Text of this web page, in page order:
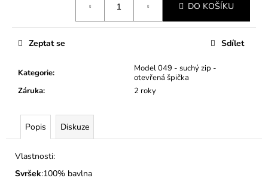
DO KOŠÍKU
Kategorie:
Model 049 - suchý zip -
otevřená špička
Záruka: 2 roky
Zeptat se Sdílet
Popis Diskuze
Vlastnosti:
Svršek:100% bavlna
e
DĚTSKÉ
BAČKORY
MODEL
MODRÉ